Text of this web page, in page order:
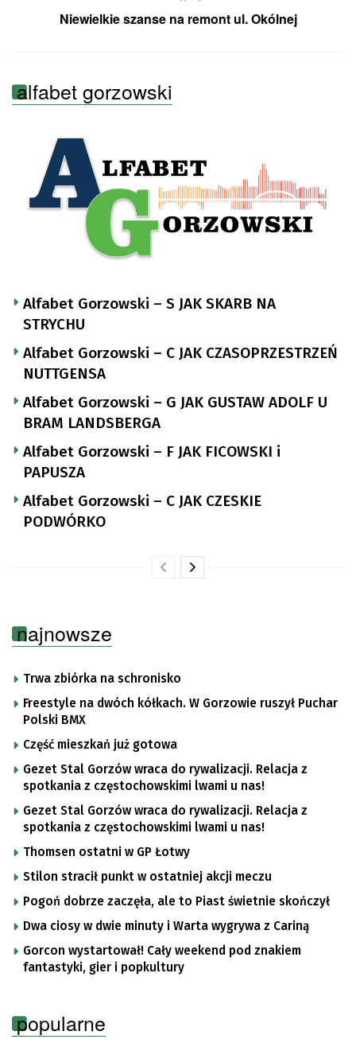
Niewielkie szanse na remont ul. Okólnej
alfabet gorzowski
Alfabet Gorzowski – S JAK SKARB NA
STRYCHU
Alfabet Gorzowski – C JAK CZASOPRZESTRZEŃ
NUTTGENSA
Alfabet Gorzowski – G JAK GUSTAW ADOLF U
BRAM LANDSBERGA
Alfabet Gorzowski – F JAK FICOWSKI i
PAPUSZA
Alfabet Gorzowski – C JAK CZESKIE
PODWÓRKO
najnowsze
Trwa zbiórka na schronisko
Freestyle na dwóch kółkach. W Gorzowie ruszył Puchar
Polski BMX
Część mieszkań już gotowa
Gezet Stal Gorzów wraca do rywalizacji. Relacja z
spotkania z częstochowskimi lwami u nas!
Gezet Stal Gorzów wraca do rywalizacji. Relacja z
spotkania z częstochowskimi lwami u nas!
Thomsen ostatni w GP Łotwy
Stilon stracił punkt w ostatniej akcji meczu
Pogoń dobrze zaczęła, ale to Piast świetnie skończył
Dwa ciosy w dwie minuty i Warta wygrywa z Cariną
Gorcon wystartował! Cały weekend pod znakiem
fantastyki, gier i popkultury
popularne